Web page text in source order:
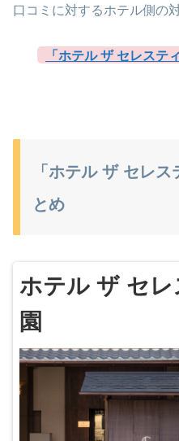
口コミに対するホテル側の
「ホテル ザ セレステ
「ホテル ザ セレ
とめ
ホテル ザ セ
園